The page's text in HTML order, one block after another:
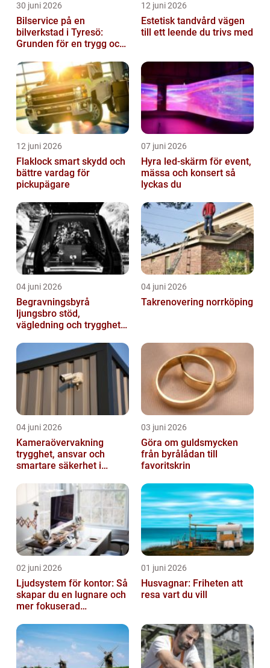
30 juni 2026
Bilservice på en
bilverkstad i Tyresö:
Grunden för en trygg och
12 juni 2026
Estetisk tandvård vägen
till ett leende du trivs med
12 juni 2026
Flaklock smart skydd och
bättre vardag för
pickupägare
07 juni 2026
Hyra led-skärm för event,
mässa och konsert så
lyckas du
04 juni 2026
Begravningsbyrå
ljungsbro stöd,
vägledning och trygghet
04 juni 2026
Takrenovering norrköping
04 juni 2026
Kameraövervakning
trygghet, ansvar och
smartare säkerhet i
03 juni 2026
Göra om guldsmycken
från byrålådan till
favoritskrin
02 juni 2026
Ljudsystem för kontor: Så
skapar du en lugnare och
mer fokuserad
01 juni 2026
Husvagnar: Friheten att
resa vart du vill